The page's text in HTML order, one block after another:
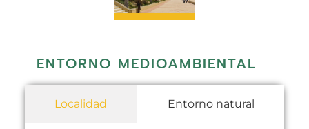
ENTORNO MEDIOAMBIENTAL
Localidad Entorno natural